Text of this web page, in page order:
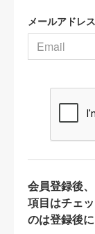
メールアドレス
会員登録後
項目はチェ
のは登録後